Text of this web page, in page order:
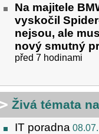
Na majitele
vyskočil
nejsou, ale
nový smutný
před 7 hodinami
Živá témata
IT poradna